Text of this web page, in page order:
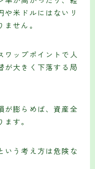
米ドルにはないリ
せん。
ワップポイントで人
が大きく下落する局
が膨らめば、資産全
す。
いう考え方は危険な